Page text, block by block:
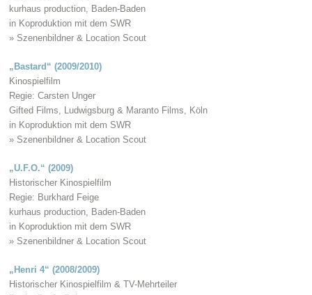
kurhaus production, Baden-Baden
in Koproduktion mit dem SWR
» Szenenbildner & Location Scout
„Bastard“ (2009/2010)
Kinospielfilm
Regie: Carsten Unger
Gifted Films, Ludwigsburg & Maranto Films, Köln
in Koproduktion mit dem SWR
» Szenenbildner & Location Scout
„U.F.O.“ (2009)
Historischer Kinospielfilm
Regie: Burkhard Feige
kurhaus production, Baden-Baden
in Koproduktion mit dem SWR
» Szenenbildner & Location Scout
„Henri 4“ (2008/2009)
Historischer Kinospielfilm & TV-Mehrteiler